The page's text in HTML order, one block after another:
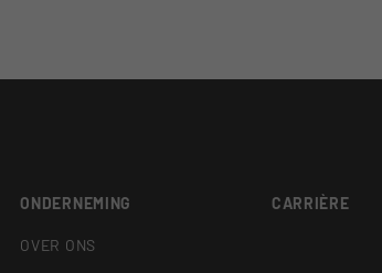
ONDERNEMING
OVER ONS
CARRIÈRE